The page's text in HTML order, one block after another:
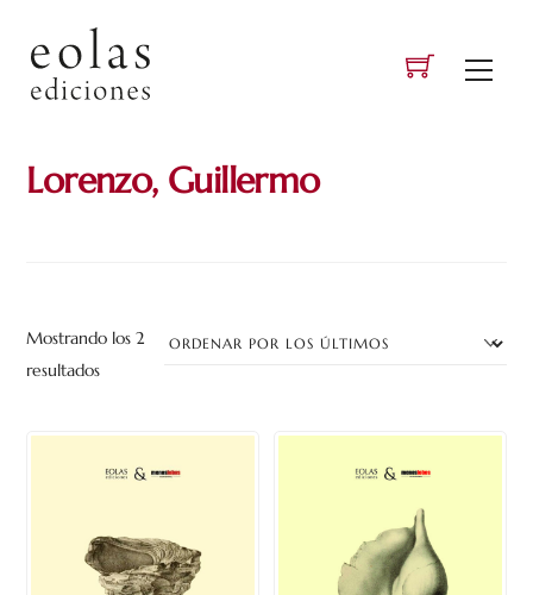
content
Lorenzo, Guillermo
Mostrando los 2
resultadosOrdenado
los
últimos